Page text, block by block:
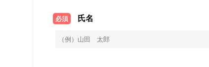
氏名
必須